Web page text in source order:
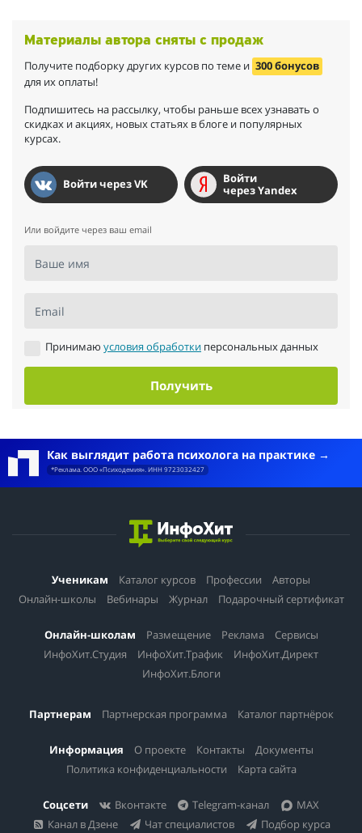
Материалы автора сняты с продаж
Получите подборку других курсов по теме и 300 бонусов
для их оплаты!
Подпишитесь на рассылку, чтобы раньше всех узнавать о
скидках и акциях, новых статьях в блоге и популярных
курсах.
Войти через VK
Войти
через Yandex
Или войдите через ваш email
Ваше имя
Email
Принимаю условия обработки персональных данных
Получить
Как выглядит работа психолога на практике
*Реклама. ООО «Психодемия». ИНН 9723032427
Ученикам Каталог курсов Профессии
Авторы
Онлайн-школы
Вебинары Журнал Подарочный сертификат
Онлайн-школам Размещение Реклама
Сервисы
ИнфоХит.Студия
ИнфоХит.Трафик
ИнфоХит.Директ
ИнфоХит.Блоги
Партнерам Партнерская программа Каталог партнёрок
Информация О проекте Контакты
Документы
Политика конфиденциальности
Карта сайта
Соцсети Вконтакте Telegram-канал
MAX
Канал в Дзене
Чат специалистов Подбор курса